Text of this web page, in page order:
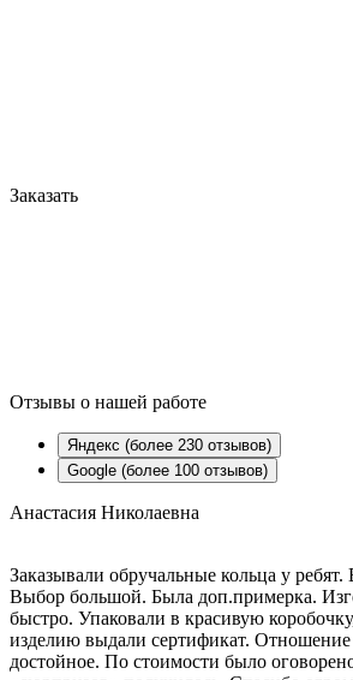
Заказать
Отзывы о нашей работе
Яндекс (более 230 отзывов)
Google (более 100 отзывов)
Анастасия Николаевна
Заказывали обручальные кольца у ребят.
Выбор большой. Была доп.примерка.
быстро. Упаковали в красивую
изделию выдали сертификат.
достойное. По стоимости было оговорено